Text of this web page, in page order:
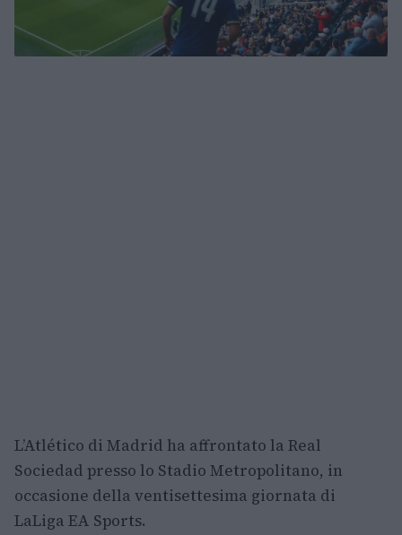
L’Atlético di Madrid ha affrontato la Real
Sociedad presso lo Stadio Metropolitano, in
occasione della ventisettesima giornata di
LaLiga EA Sports.